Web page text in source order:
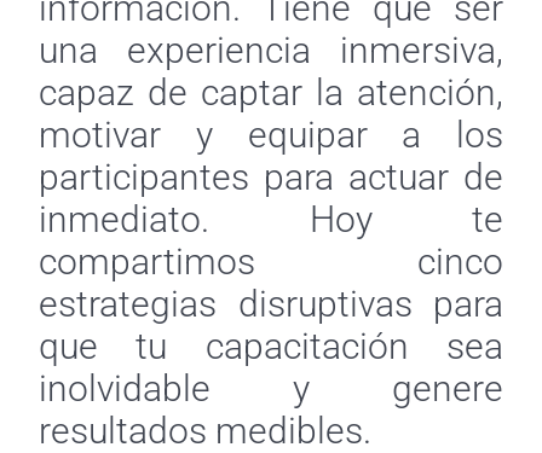
una experiencia inmersiva,
capaz de captar la atención,
motivar y equipar a los
participantes para actuar de
inmediato. Hoy te
compartimos cinco
estrategias disruptivas para
que tu capacitación sea
inolvidable y genere
resultados medibles.